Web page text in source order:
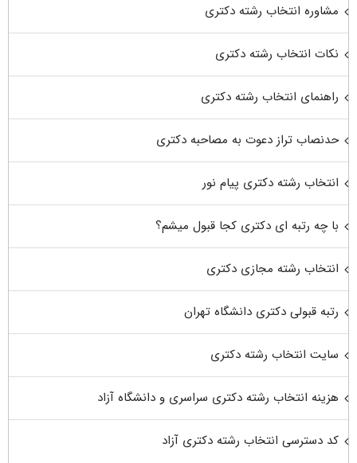
مشاوره انتخاب رشته دکتری
نکات انتخاب رشته دکتری
راهنمای انتخاب رشته دکتری
حدنصاب تراز دعوت به مصاحبه دکتری
انتخاب رشته دکتری پیام نور
با چه رتبه ای دکتری کجا قبول میشم؟
انتخاب رشته مجازی دکتری
رتبه قبولی دکتری دانشگاه تهران
سایت انتخاب رشته دکتری
هزینه انتخاب رشته دکتری سراسری و دانشگاه آزاد
کد دسترسی انتخاب رشته دکتری آزاد